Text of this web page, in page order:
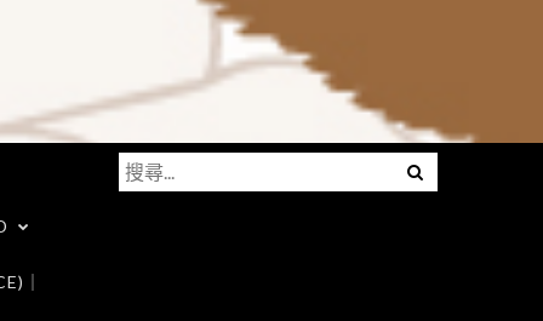
｜
Menu
搜
尋